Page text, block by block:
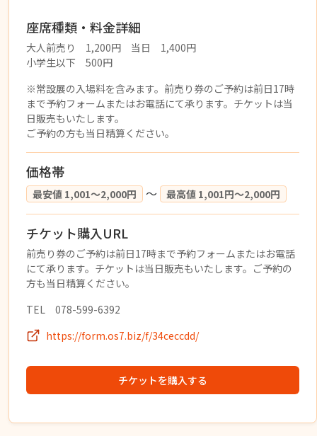
座席種類・料金詳細
大人前売り 1,200円 当日 1,400円
小学生以下 500円
※常設展の入場料を含みます。前売り券のご予約は前日17時
まで予約フォームまたはお電話にて承ります。チケットは当
日販売もいたします。
ご予約の方も当日精算ください。
価格帯
最安値 1,001〜2,000円 〜 最高値 1,001円〜2,000円
チケット購入URL
前売り券のご予約は前日17時まで予約フォームまたはお電話
にて承ります。チケットは当日販売もいたします。ご予約の
方も当日精算ください。
TEL 078-599-6392
https://form.os7.biz/f/34ceccdd/
チケットを購入する